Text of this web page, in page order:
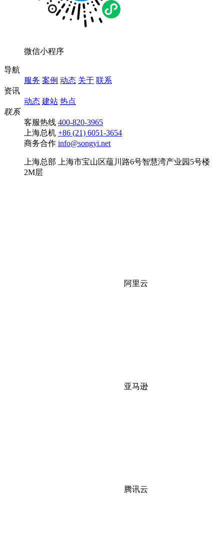
微信小程序
导航
服务 案例 动态 关于 联系
资讯
动态 建站 热点
联系
客服热线 400-820-3965
上海总机 +86 (21) 6051-3654
商务合作 info@songyi.net
上海总部
上海市宝山区蕴川路6号智慧湾产业园5号楼
2M层
阿里云
亚马逊
腾讯云